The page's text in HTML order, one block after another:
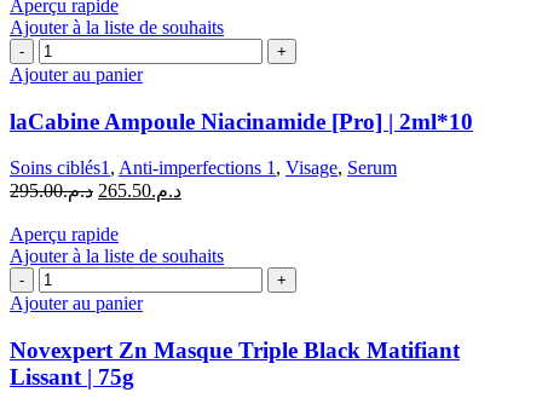
Aperçu rapide
Ajouter à la liste de souhaits
quantité
de
laCabine
Ampoule
Niacinamide
[Pro]
|
2ml*10
Ajouter au panier
laCabine Ampoule Niacinamide [Pro] | 2ml*10
Soins ciblés1 , Anti-imperfections 1 , Visage, Serum
د.م.295.00
Le
initial
était :
د.م.265.50
Le
est :
د.م.265.50.
Aperçu rapide
Ajouter à la liste de souhaits
quantité
de
Novexpert
Masque
Triple
Ajouter au panier
Novexpert Zn Masque Triple Black Matifiant
Lissant | 75g